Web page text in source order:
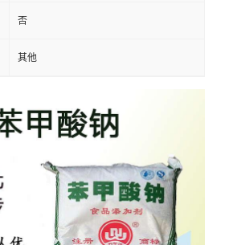
否
其他